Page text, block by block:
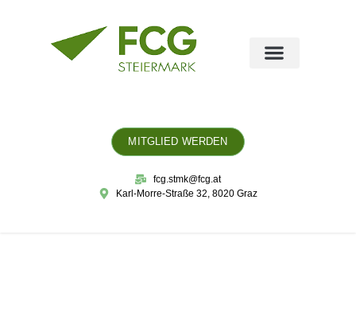
MITGLIED WERDEN
fcg.stmk@fcg.at
Karl-Morre-Straße 32, 8020 Graz